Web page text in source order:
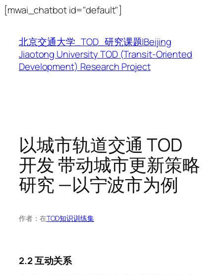
[mwai_chatbot id="default"]
内
容
北京交通大学_TOD_研究课题|Beijing
Jiaotong University TOD (Transit-Oriented
Development) Research Project
以城市轨道交通 TOD
开发 带动城市更新策略
研究 —以宁波市为例
作者： 在TOD知识训练集
2.2 互动关系